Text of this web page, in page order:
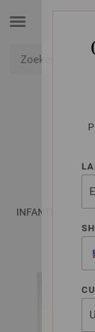
INFANTI No. 19 -